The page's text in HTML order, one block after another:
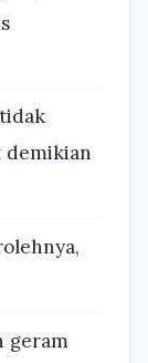
demikian
geram